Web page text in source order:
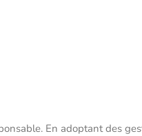
En adoptant des